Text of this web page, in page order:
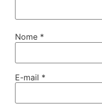
Nome *
E-mail *